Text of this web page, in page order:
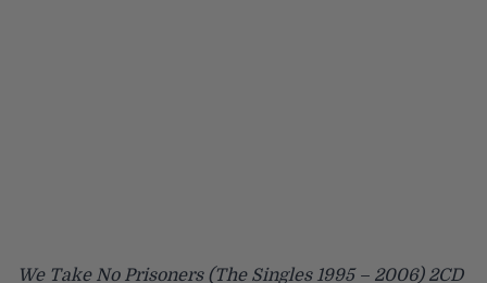
We Take No Prisoners (The Singles 1995 – 2006) 2CD